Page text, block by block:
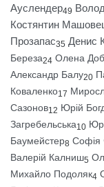
Ауслендер49
Костянтин
Прозапас35 Денис
Береза24 Олена
Александр Балу20
Коваленко17
Сазонов12 Юрій
Загребельська10
Баумейстер8 Софія
Валерій Калниш5
Михайло Подоляк4